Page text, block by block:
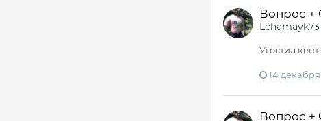
Вопрос +
Lehamayk73
Угостил
14
Вопрос +